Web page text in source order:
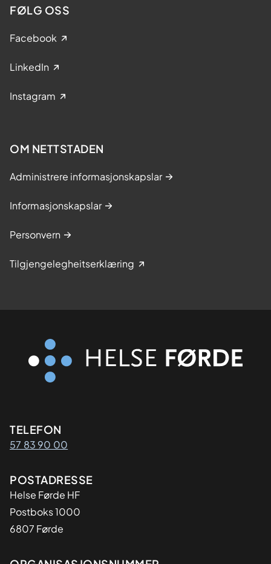
FØLG OSS
Facebook
LinkedIn
Instagram
OM NETTSTADEN
Administrere informasjonskapslar
Informasjonskapslar
Personvern
Tilgjengelegheitserklæring
Kontaktinformasjon
TELEFON
57 83 90 00
Adresse
POSTADRESSE
Helse Førde HF
Postboks 1000
6807 Førde